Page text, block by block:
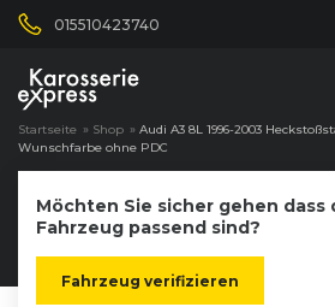
015510423740
Startseite » Shop » Audi A3 8L 1996-2003
Wunschfarbe ohne PDC
Möchten Sie sicher gehen dass
Fahrzeug passend sind?
Fahrzeug verifizieren